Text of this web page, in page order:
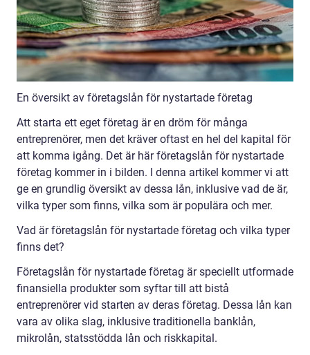
En översikt av företagslån för nystartade företag
Att starta ett eget företag är en dröm för många
entreprenörer, men det kräver oftast en hel del kapital för
att komma igång. Det är här företagslån för nystartade
företag kommer in i bilden. I denna artikel kommer vi att
ge en grundlig översikt av dessa lån, inklusive vad de är,
vilka typer som finns, vilka som är populära och mer.
Vad är företagslån för nystartade företag och vilka typer
finns det?
Företagslån för nystartade företag är speciellt utformade
finansiella produkter som syftar till att bistå
entreprenörer vid starten av deras företag. Dessa lån kan
vara av olika slag, inklusive traditionella banklån,
mikrolån, statsstödda lån och riskkapital.